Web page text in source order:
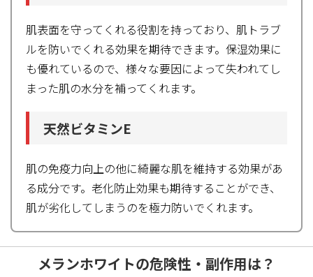
肌表面を守ってくれる役割を持っており、肌トラブ
ルを防いでくれる効果を期待できます。保湿効果に
も優れているので、様々な要因によって失われてし
まった肌の水分を補ってくれます。
天然ビタミンE
肌の免疫力向上の他に綺麗な肌を維持する効果があ
る成分です。老化防止効果も期待することができ、
肌が劣化してしまうのを極力防いでくれます。
メランホワイトの危険性・副作用は？